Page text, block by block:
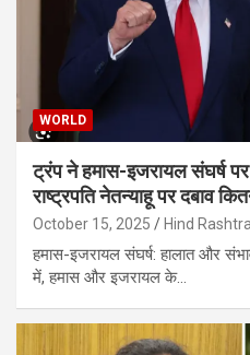
WORLD
ट्रंप ने हमास-इजरायल संघर्ष
राष्ट्रपति नेतन्याहू पर दबाव
October 15, 2025 Hind
हमास-इजरायल संघर्ष: हालात और
में, हमास और इजरायल के…